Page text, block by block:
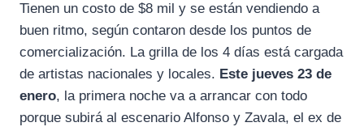
Tienen un costo de $8 mil y se están vendiendo a
buen ritmo, según contaron desde los puntos de
comercialización. La grilla de los 4 días está cargada
de artistas nacionales y locales. Este jueves 23 de
enero, la primera noche va a arrancar con todo
porque subirá al escenario Alfonso y Zavala, el ex de